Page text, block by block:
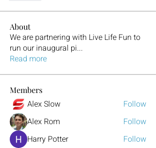
About
We are partnering with Live Life Fun to
run our inaugural pi...
Read more
Members
Alex Slow
Follow
Alex Rom
Follow
Harry Potter
Follow